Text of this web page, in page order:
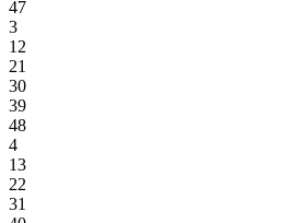
47
3
12
21
30
39
48
4
13
22
31